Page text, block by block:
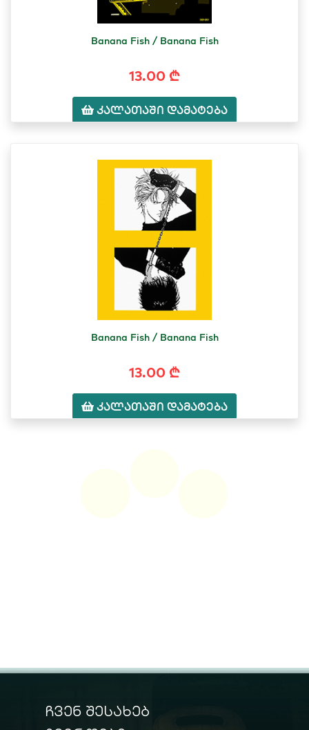
Banana Fish / Banana Fish
13.00 ₾
კალათაში დამატება
Banana Fish / Banana Fish
13.00 ₾
კალათაში დამატება
ჩვენ შესახებ